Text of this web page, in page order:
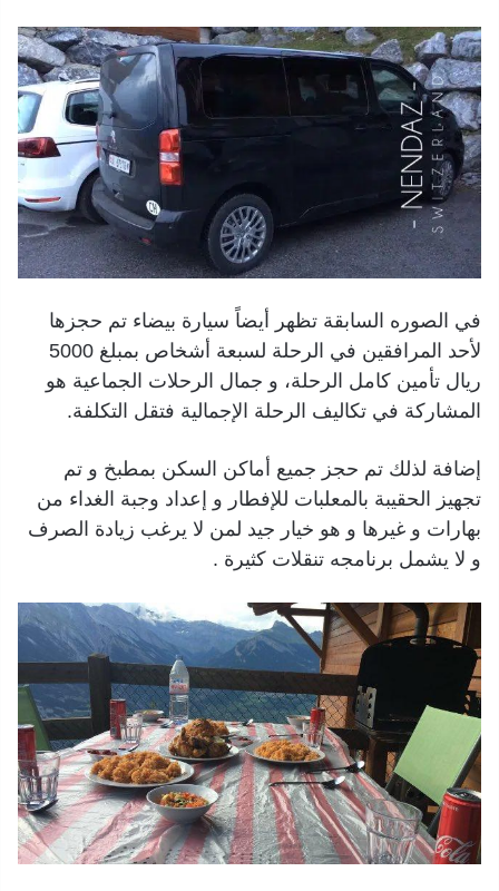
في الصوره السابقة تظهر أيضاً سيارة بيضاء تم حجزها
لأحد المرافقين في الرحلة لسبعة أشخاص بمبلغ 5000
ريال تأمين كامل الرحلة، و جمال الرحلات الجماعية هو
المشاركة في تكاليف الرحلة الإجمالية فتقل التكلفة.
إضافة لذلك تم حجز جميع أماكن السكن بمطبخ و تم
تجهيز الحقيبة بالمعلبات للإفطار و إعداد وجبة الغداء من
بهارات و غيرها و هو خيار جيد لمن لا يرغب زيادة الصرف
و لا يشمل برنامجه تنقلات كثيرة .